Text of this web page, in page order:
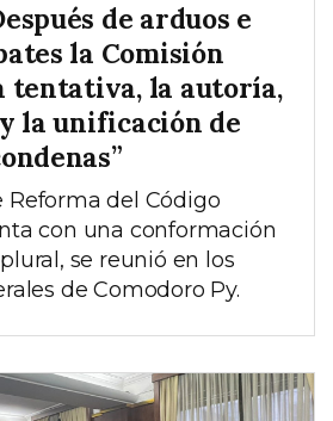
de arduos e
la Comisión
tentativa, la autoría,
la unificación de
Reforma del Código
con una conformación
se reunió en los
de Comodoro Py.